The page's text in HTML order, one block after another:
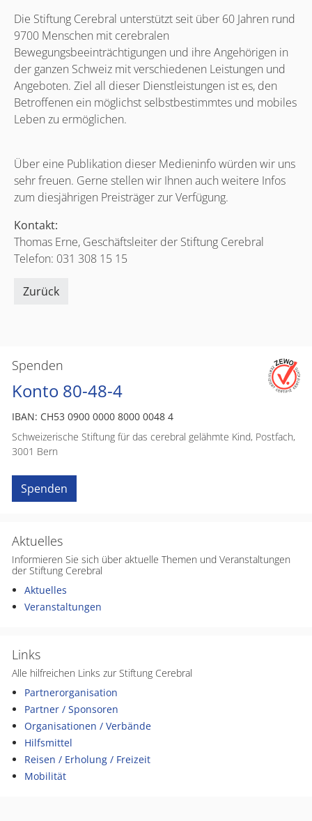
Spenden
Konto 80-48-4
IBAN: CH53 0900 0000 8000 0048 4
Schweizerische Stiftung für das cerebral gelähmte Kind, Postfach,
3001 Bern
Spenden
Aktuelles
Informieren Sie sich über aktuelle Themen und Veranstaltungen
der Stiftung Cerebral
Aktuelles
Veranstaltungen
Links
Alle hilfreichen Links zur Stiftung Cerebral
Partnerorganisation
Partner / Sponsoren
Organisationen / Verbände
Hilfsmittel
Reisen / Erholung / Freizeit
Mobilität
Die Stiftung Cerebral unterstützt seit über 60 Jahren rund
9700 Menschen mit cerebralen
Bewegungsbeeinträchtigungen und ihre Angehörigen in
der ganzen Schweiz mit verschiedenen Leistungen und
Angeboten. Ziel all dieser Dienstleistungen ist es, den
Betroffenen ein möglichst selbstbestimmtes und mobiles
Leben zu ermöglichen.
Über eine Publikation dieser Medieninfo würden wir uns
sehr freuen. Gerne stellen wir Ihnen auch weitere Infos
zum diesjährigen Preisträger zur Verfügung.
Kontakt:
Thomas Erne, Geschäftsleiter der Stiftung Cerebral
Telefon: 031 308 15 15
Zurück